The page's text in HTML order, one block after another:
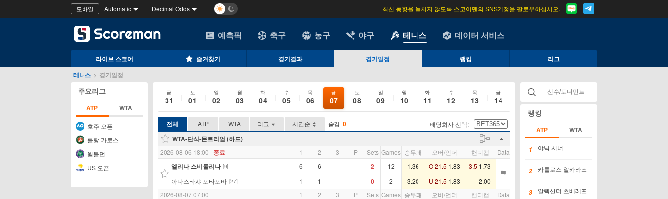
모바일 Automatic Decimal Odds 최신 동향을 놓치지 않도록 스코어맨의 SNS계정을 팔로우하십시오.
예측픽 축구 농구 야구 테니스 데이터 서비스
라이브 스코어 즐겨찾기 경기결과 경기일정 랭킹
리그
테니스 > 경기일정
주요리그
ATP WTA
호주 오픈
롤랑 가로스
윔블던
US 오픈
금
31
토
01
일
02
월
03
화
04
수
05
목
06
금
07
토
08
일
09
월
10
화
11
수
12
목
13
금
14
전체 ATP WTA 리그 시간순 숨김 0 배당회사 선택:
WTA-단식-몬트리얼 (하드)
2026-08-06 18:00 종료 1 2 3 P Sets Games 승무패 오버/언더 핸디캡 Data
엘리나 스비톨리나 [9] 6 6 2 12 1.36 O 21.5 1.83 3.5 1.73
아나스타샤 포타포바 [27] 1 1 0 2 3.20 U 21.5 1.83
2.00
2026-08-07 07:00
1 2 3 P Sets Games 승무패 오버/언더 핸디캡
Data
랭킹
ATP WTA
1 야닉 시너
2 카를로스 알카라스
3 알렉산더 츠베레프